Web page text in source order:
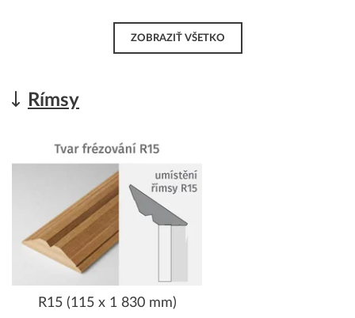
ZOBRAZIŤ VŠETKO
Rímsy
R15 (115 x 1 830 mm)